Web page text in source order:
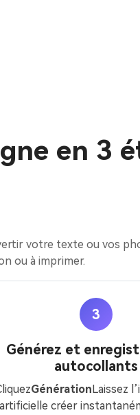
en 3
votre texte ou vos
ou à imprimer.
3
Générez et
autocollants
GénérationLaissez
artificielle créer